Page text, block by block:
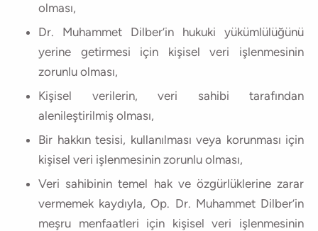
olması,
Dr. Muhammet Dilber’in hukuki yükümlülüğünü
yerine getirmesi için kişisel veri işlenmesinin
zorunlu olması,
Kişisel verilerin, veri sahibi tarafından
alenileştirilmiş olması,
Bir hakkın tesisi, kullanılması veya korunması için
kişisel veri işlenmesinin zorunlu olması,
Veri sahibinin temel hak ve özgürlüklerine zarar
vermemek kaydıyla, Op. Dr. Muhammet Dilber’in
meşru menfaatleri için kişisel veri işlenmesinin